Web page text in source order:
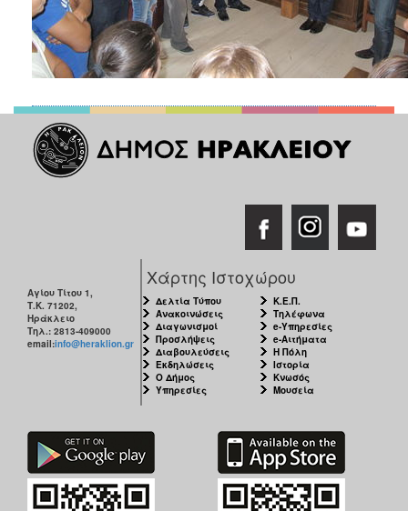
Αγίου Τίτου 1,
Τ.Κ. 71202,
Ηράκλειο
Τηλ.: 2813-409000
email:info@heraklion.gr
Χάρτης Ιστοχώρου
Δελτία Τύπου
Ανακοινώσεις
Διαγωνισμοί
Προσλήψεις
Διαβουλεύσεις
Εκδηλώσεις
Ο Δήμος
Υπηρεσίες
Κ.Ε.Π.
Τηλέφωνα
e-Υπηρεσίες
e-Αιτήματα
Η Πόλη
Ιστορία
Κνωσός
Μουσεία